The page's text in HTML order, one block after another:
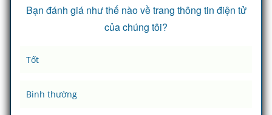
Bạn đánh giá như thế nào về trang thông tin điện tử
của chúng tôi?
Tốt
Bình thường